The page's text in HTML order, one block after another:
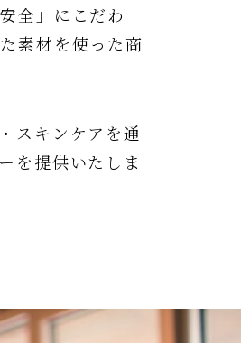
全」にこだわ
素材を使った商
スキンケアを通
を提供いたしま